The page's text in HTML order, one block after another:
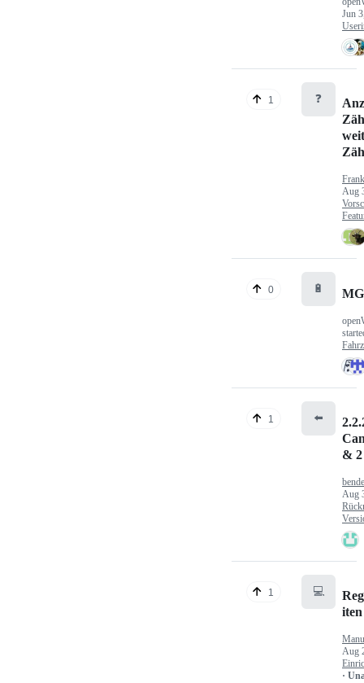
Jun
1 ❓
Aug
0 🔋
1 ⬅️
& 2
Aug
1 💻
iten
Aug
·